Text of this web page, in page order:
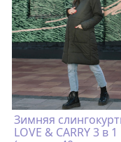
Зимняя
LOVE & CARRY 3 в 1